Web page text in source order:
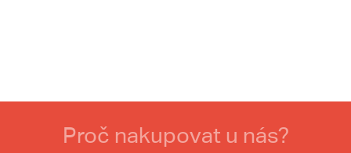
Proč nakupovat u nás?